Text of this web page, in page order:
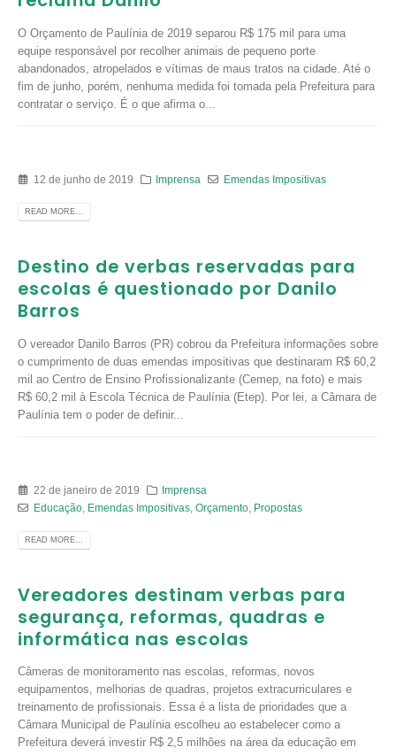
O Orçamento de Paulínia de 2019 separou R$ 175 mil para uma
equipe responsável por recolher animais de pequeno porte
abandonados, atropelados e vítimas de maus tratos na cidade. Até o
fim de junho, porém, nenhuma medida foi tomada pela Prefeitura para
contratar o serviço. É o que afirma o...
12 de junho de 2019 Imprensa Emendas Impositivas
READ MORE...
Destino de verbas reservadas para
escolas é questionado por Danilo
Barros
O vereador Danilo Barros (PR) cobrou da Prefeitura informações sobre
o cumprimento de duas emendas impositivas que destinaram R$ 60,2
mil ao Centro de Ensino Profissionalizante (Cemep, na foto) e mais
R$ 60,2 mil à Escola Técnica de Paulínia (Etep). Por lei, a Câmara de
Paulínia tem o poder de definir...
22 de janeiro de 2019
Imprensa
Educação, Emendas Impositivas, Orçamento, Propostas
READ MORE...
Vereadores destinam verbas para
segurança, reformas, quadras e
informática nas escolas
Câmeras de monitoramento nas escolas, reformas, novos
equipamentos, melhorias de quadras, projetos extracurriculares e
treinamento de profissionais. Essa é a lista de prioridades que a
Câmara Municipal de Paulínia escolheu ao estabelecer como a
Prefeitura deverá investir R$ 2,5 milhões na área da educação em